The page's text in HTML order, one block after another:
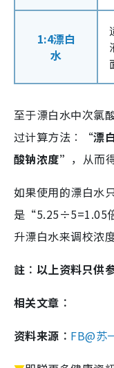
1:4漂白
水
至于漂白水中次氯
过计算方法︰“漂
酸钠浓度” ，从而
如果使用的漂白水
是“5.25÷5=1.05
升漂白水来调校浓度
註︰以上资料只供
相关文章︰
资料来源︰ FB@苏